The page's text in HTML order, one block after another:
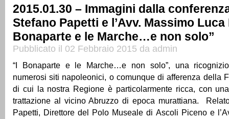
2015.01.30 – Immagini dalla
Stefano Papetti e l’Avv. Massimo Luca
Bonaparte e le Marche…e non solo”
Pubblicato il 02 Febbraio 2015 da admin
“I Bonaparte e le Marche…e non solo”, una
numerosi siti napoleonici, o comunque di afferenza della
di cui la nostra Regione è particolarmente ricca, con
trattazione al vicino Abruzzo di epoca murattiana.
Papetti, Direttore del Polo Museale di Ascoli Piceno e